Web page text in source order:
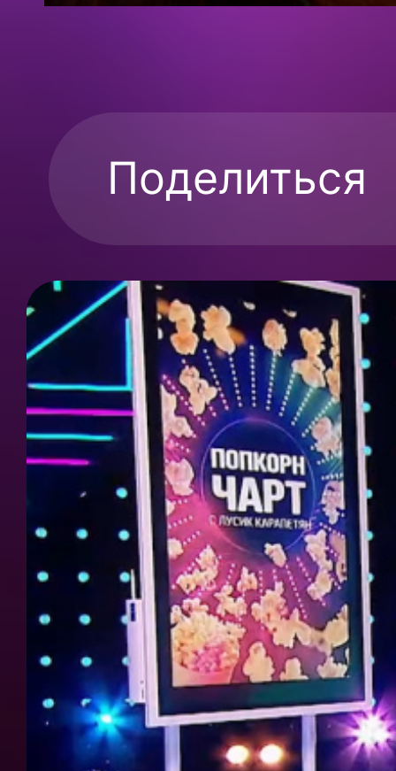
Поделиться